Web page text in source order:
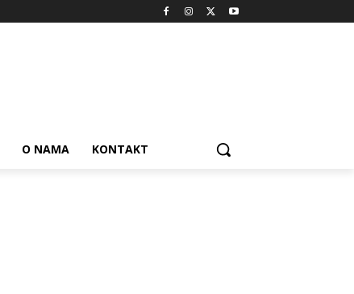
O NAMA KONTAKT